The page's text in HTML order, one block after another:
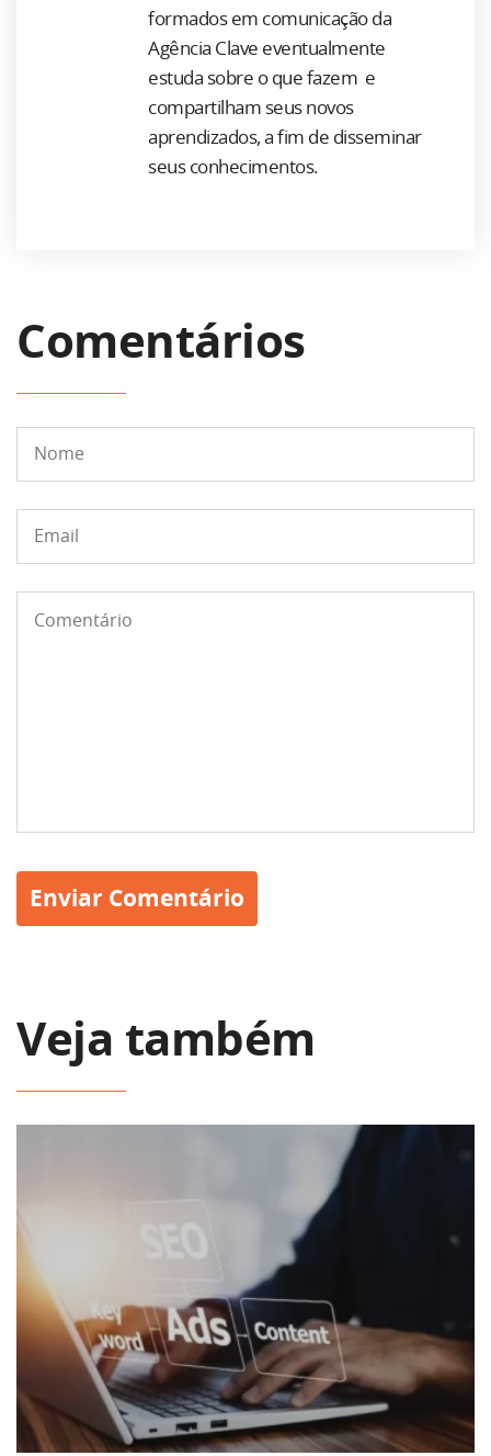
formados em comunicação da
Agência Clave eventualmente
estuda sobre o que fazem e
compartilham seus novos
aprendizados, a fim de disseminar
seus conhecimentos.
Comentários
Veja também